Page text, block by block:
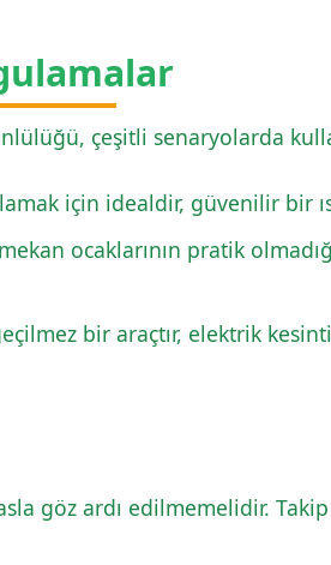
çeşitli senaryolarda
için idealdir, güvenilir bir
ocaklarının pratik
bir araçtır, elektrik
göz ardı edilmemelidir.